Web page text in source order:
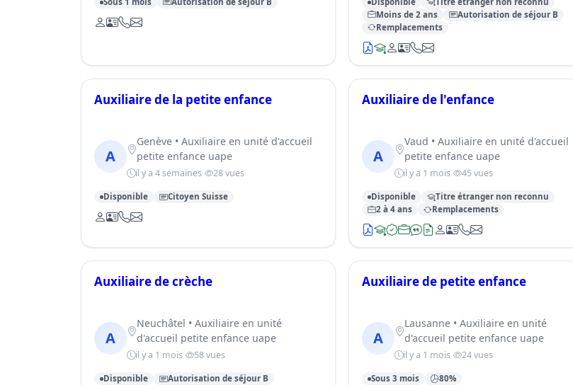
Moins de 2 ans
Autorisation de séjour B
Remplacements
Auxiliaire de la petite enfance
A
Genève • Auxiliaire en unité d'accueil
petite enfance uape
il y a 4 semaines 28 vues
Disponible Citoyen Suisse
Auxiliaire de l'enfance
A
Vaud • Auxiliaire en unité d'accueil
petite enfance uape
il y a 1 mois 45 vues
Disponible
Titre étranger non reconnu
2 à 4 ans
Remplacements
Auxiliaire de crèche
A
Neuchâtel • Auxiliaire en unité
d'accueil petite enfance uape
il y a 1 mois 58 vues
Disponible
Autorisation de séjour B
Auxiliaire de petite enfance
A
Lausanne • Auxiliaire en unité
d'accueil petite enfance uape
il y a 1 mois 24 vues
Sous 3 mois
80%